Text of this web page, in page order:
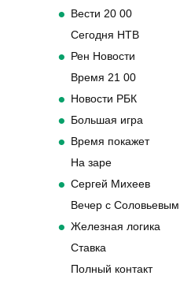
Вести 20 00
Сегодня НТВ
Рен Новости
Время 21 00
Новости РБК
Большая игра
Время покажет
На заре
Сергей Михеев
Вечер с Соловьевым
Железная логика
Ставка
Полный контакт